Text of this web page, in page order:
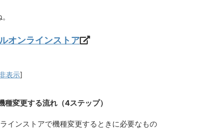
オンラインストア
表示]
変更する流れ（4ステップ）
インストアで機種変更するときに必要なもの